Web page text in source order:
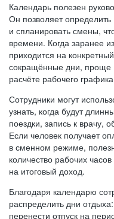
Календарь полезен
Он позволяет
и спланировать смены,
времени. Когда заранее
приходится на
сокращённые дни, проще
расчёте рабочего
Сотрудники могут
узнать, когда будут
поездки, запись к врачу,
Если человек получает
в сменном режиме,
количество рабочих
на итоговый доход.
Благодаря календарю
распределить дни
перенести отпуск на